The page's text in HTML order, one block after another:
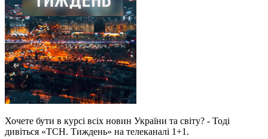
Хочете бути в курсі всіх новин України та світу? - Тоді
дивіться «ТСН. Тиждень» на телеканалі 1+1.